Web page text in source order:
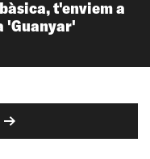
t'enviem a
'Guanyar'